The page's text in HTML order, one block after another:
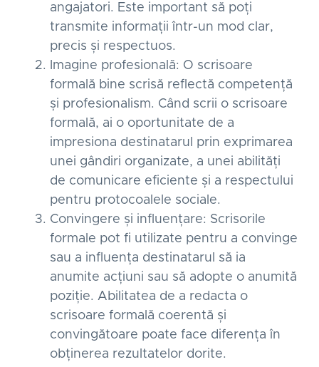
angajatori. Este important să poți
transmite informații într-un mod clar,
precis și respectuos.
Imagine profesională: O scrisoare
formală bine scrisă reflectă competență
și profesionalism. Când scrii o scrisoare
formală, ai o oportunitate de a
impresiona destinatarul prin exprimarea
unei gândiri organizate, a unei abilități
de comunicare eficiente și a respectului
pentru protocoalele sociale.
Convingere și influențare: Scrisorile
formale pot fi utilizate pentru a convinge
sau a influența destinatarul să ia
anumite acțiuni sau să adopte o anumită
poziție. Abilitatea de a redacta o
scrisoare formală coerentă și
convingătoare poate face diferența în
obținerea rezultatelor dorite.